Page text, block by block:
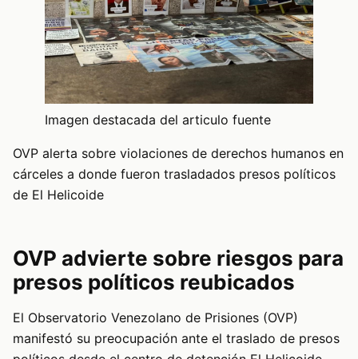
Imagen destacada del articulo fuente
OVP alerta sobre violaciones de derechos humanos en
cárceles a donde fueron trasladados presos políticos
de El Helicoide
OVP advierte sobre riesgos para
presos políticos reubicados
El Observatorio Venezolano de Prisiones (OVP)
manifestó su preocupación ante el traslado de presos